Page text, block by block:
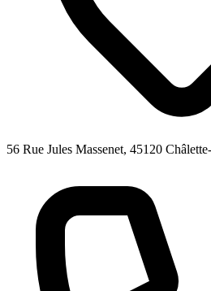
56 Rue Jules Massenet, 45120